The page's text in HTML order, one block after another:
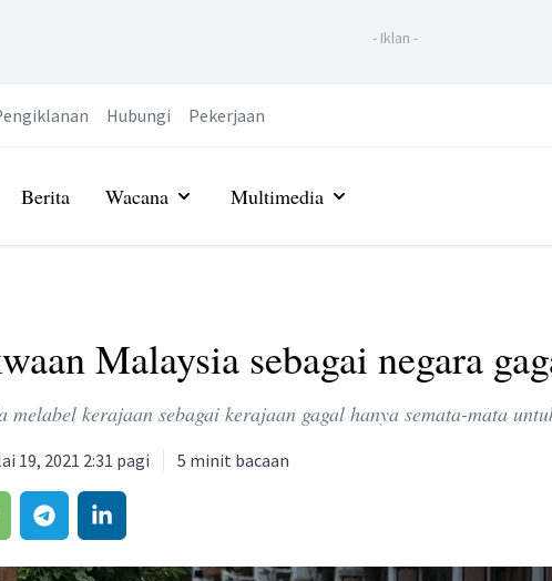
- Iklan -
Hubungi Pekerjaan
Berita Wacana Multimedia
Malaysia sebagai negara
kerajaan sebagai kerajaan gagal hanya semata-mata
19, 2021 2:31 pagi 5 minit bacaan